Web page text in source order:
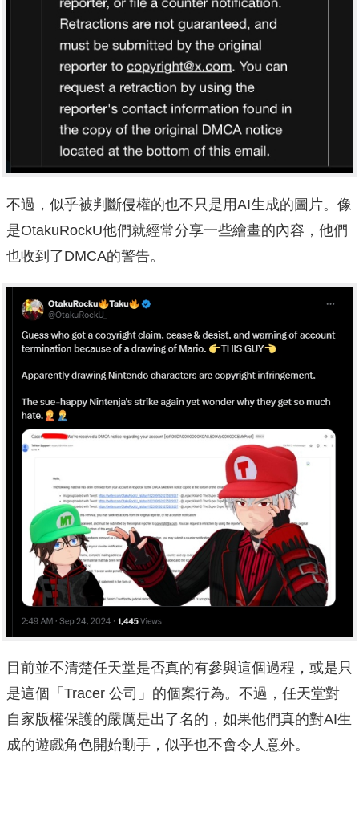
不過，似乎被判斷侵權的也不只是用AI生成的圖片。像
是OtakuRockU他們就經常分享一些繪畫的內容，他們
也收到了DMCA的警告。
目前並不清楚任天堂是否真的有參與這個過程，或是只
是這個「Tracer 公司」的個案行為。不過，任天堂對
自家版權保護的嚴厲是出了名的，如果他們真的對AI生
成的遊戲角色開始動手，似乎也不會令人意外。